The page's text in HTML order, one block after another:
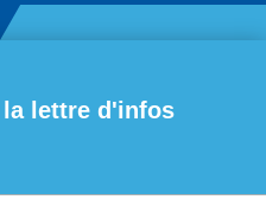
lettre d'infos